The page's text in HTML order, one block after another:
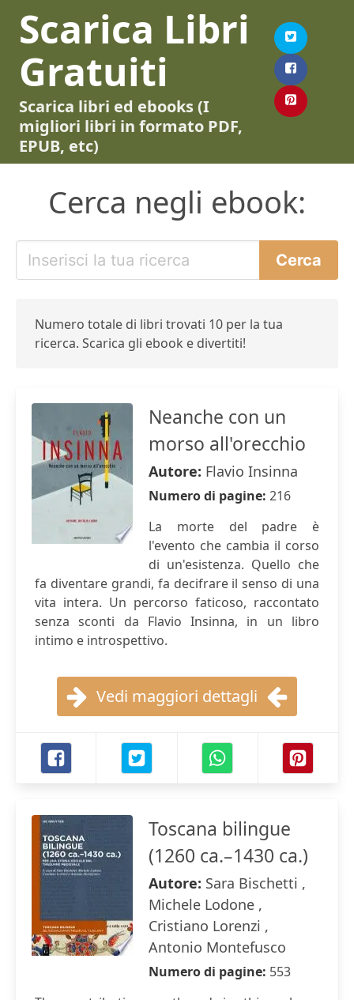
Scarica Libri
Gratuiti
Scarica libri ed ebooks (I
migliori libri in formato PDF,
EPUB, etc)
Cerca negli ebook:
Numero totale di libri trovati 10 per la tua
ricerca. Scarica gli ebook e divertiti!
Neanche con un
morso all'orecchio
Autore: Flavio Insinna
Numero di pagine: 216
La morte del padre è
l'evento che cambia il corso
di un'esistenza. Quello che
fa diventare grandi, fa decifrare il senso di una
vita intera. Un percorso faticoso, raccontato
senza sconti da Flavio Insinna, in un libro
intimo e introspettivo.
Vedi maggiori dettagli
Toscana bilingue
(1260 ca.–1430 ca.)
Autore: Sara Bischetti ,
Michele Lodone ,
Cristiano Lorenzi ,
Antonio Montefusco
Numero di pagine: 553